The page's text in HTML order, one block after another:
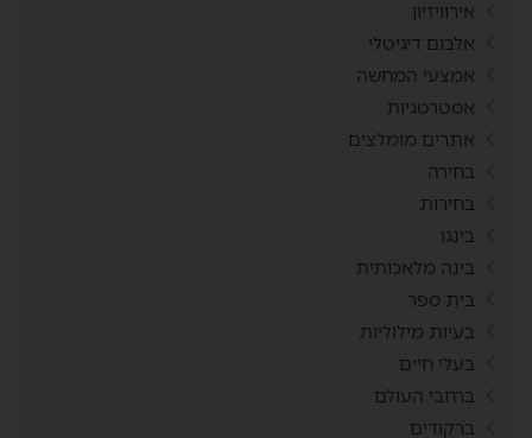
אירוויזיון
אלבום דיגיטלי
אמצעי המחשה
אסטרטגיות
אתרים מומלצים
בחירה
בחירות
בינגו
בינה מלאכותית
בית ספר
בעיות מילוליות
בעלי חיים
ברחבי העולם
ברקודים